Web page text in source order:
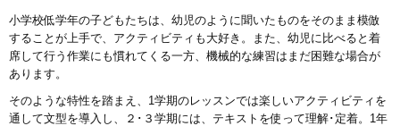
小学校低学年の子どもたちは、幼児のように聞いたものをそのまま模倣
することが上手で、アクティビティも大好き。また、幼児に比べると着
席して行う作業にも慣れてくる一方、機械的な練習はまだ困難な場合が
あります。
そのような特性を踏まえ、1学期のレッスンでは楽しいアクティビティを
通して文型を導入し、２･３学期には、テキストを使って理解･定着。1年